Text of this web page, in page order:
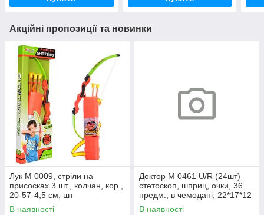
Акційні пропозиції та новинки
Лук M 0009, стріли на
присосках 3 шт., колчан, кор.,
20-57-4,5 см, шт
В наявності
Доктор M 0461 U/R (24шт)
стетоскоп, шприц, очки, 36
предм., в чемодані, 22*17*12
см, шт
В наявності